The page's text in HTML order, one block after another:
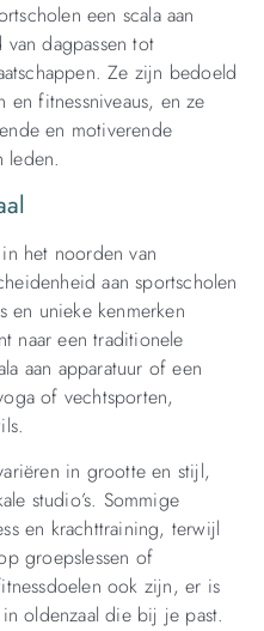
een scala aan
dagpassen tot
Ze zijn bedoeld
en fitnessniveaus, en ze
en motiverende
leden.
het noorden van
aan sportscholen
en unieke kenmerken
naar een traditionele
aan apparatuur of een
of vechtsporten,
in grootte en stijl,
studio’s. Sommige
en krachttraining, terwijl
groepslessen of
ook zijn, er is
oldenzaal die bij je past.